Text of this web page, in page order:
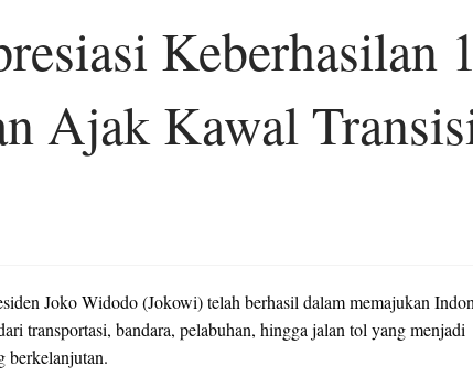
Keberhasilan
Ajak Kawal
Joko Widodo (Jokowi) telah berhasil dalam memajukan
transportasi, bandara, pelabuhan, hingga jalan tol yang menjadi
berkelanjutan.